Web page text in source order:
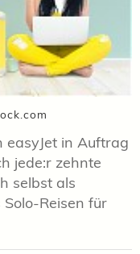
easyJet in Auftrag
jede:r zehnte
selbst als
Reisen für